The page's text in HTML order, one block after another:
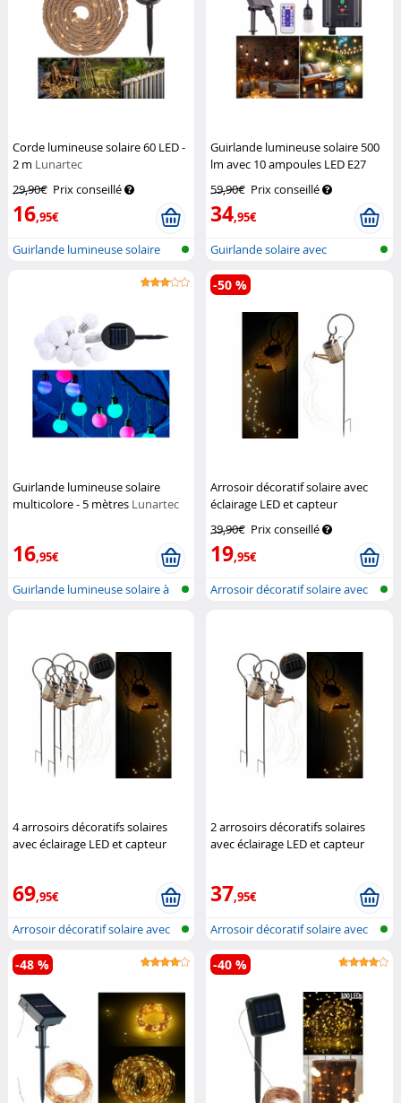
Corde lumineuse solaire 60 LED -
2 m Lunartec
29,90€ Prix conseillé
16,95€
Guirlande lumineuse solaire
Guirlande lumineuse solaire 500
lm avec 10 ampoules LED E27
Lunartec
59,90€ Prix conseillé
34,95€
Guirlande solaire avec
ampoules LED...
Guirlande lumineuse solaire
multicolore - 5 mètres Lunartec
16,95€
Guirlande lumineuse solaire à
Arrosoir décoratif solaire avec
éclairage LED et capteur
Lunartec
39,90€ Prix conseillé
19,95€
-50 %
Arrosoir décoratif solaire avec
4 arrosoirs décoratifs solaires
avec éclairage LED et capteur
69,95€
Arrosoir décoratif solaire avec
cap...
2 arrosoirs décoratifs solaires
avec éclairage LED et capteur
37,95€
Arrosoir décoratif solaire avec
cap...
-48 % -40 %